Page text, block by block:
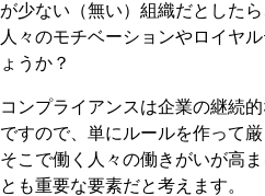
が少ない（無い）組織だとした
人々のモチベーションやロイヤ
ょうか？
コンプライアンスは企業の継続
ですので、単にルールを作って
そこで働く人々の働きがいが高
とも重要な要素だと考えます。